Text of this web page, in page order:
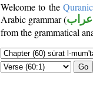
Welcome to the
Arabic grammar (
from the grammatical
Go